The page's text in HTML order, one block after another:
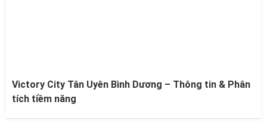
Victory City Tân Uyên Bình Dương – Thông tin & Phân
tích tiềm năng